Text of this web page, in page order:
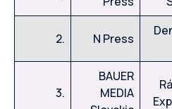
2. N Press
3.
BAUER
MEDIA